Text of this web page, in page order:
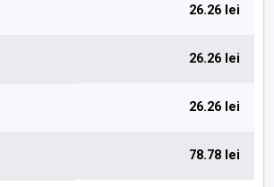
26.26 lei
26.26 lei
26.26 lei
78.78 lei